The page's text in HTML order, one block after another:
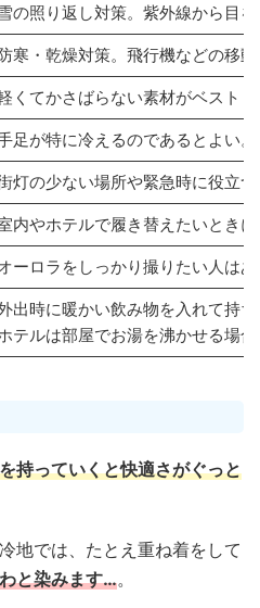
の照り返し対策。紫外線から目
寒・乾燥対策。飛行機などの移
くてかさばらない素材がベスト
足が特に冷えるのであるとよい
灯の少ない場所や緊急時に役立つ
内やホテルで履き替えたいとき
ーロラをしっかり撮りたい人は
出時に暖かい飲み物を入れて持
テルは部屋でお湯を沸かせる場
持っていくと快適さがぐっと
地では、たとえ重ね着をして
と染みます…。